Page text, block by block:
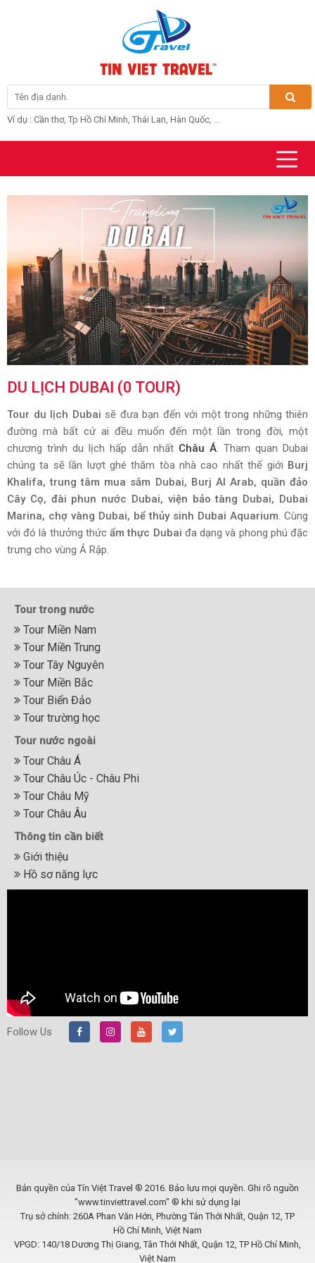
Ví dụ : Cần thơ, Tp Hồ Chí Minh, Thái Lan, Hàn Quốc, ...
DU LỊCH DUBAI (0 TOUR)
Tour du lịch Dubai sẽ đưa bạn đến với một trong những thiên
đường mà bất cứ ai đều muốn đến một lần trong đời, một
chương trình du lịch hấp dẫn nhất Châu Á. Tham quan Dubai
chúng ta sẽ lần lượt ghé thăm tòa nhà cao nhất thế giới Burj
Khalifa, trung tâm mua sắm Dubai, Burj Al Arab, quần đảo
Cây Cọ, đài phun nước Dubai, viện bảo tàng Dubai, Dubai
Marina, chợ vàng Dubai, bể thủy sinh Dubai Aquarium. Cùng
với đó là thưởng thức ẩm thực Dubai đa dạng và phong phú đặc
trưng cho vùng Ả Rập.
Tour trong nước
Tour Miền Nam
Tour Miền Trung
Tour Tây Nguyên
Tour Miền Bắc
Tour Biển Đảo
Tour trường học
Tour nước ngoài
Tour Châu Á
Tour Châu Úc - Châu Phi
Tour Châu Mỹ
Tour Châu Âu
Thông tin cần biết
Giới thiệu
Hồ sơ năng lực
Follow Us
Bản quyền của Tín Việt Travel ® 2016. Bảo lưu mọi quyền. Ghi rõ nguồn
"www.tinviettravel.com" ® khi sử dụng lại
Trụ sở chính: 260A Phan Văn Hớn, Phường Tân Thới Nhất, Quận 12, TP
Hồ Chí Minh, Việt Nam
VPGD: 140/18 Dương Thị Giang, Tân Thới Nhất, Quận 12, TP Hồ Chí Minh,
Việt Nam